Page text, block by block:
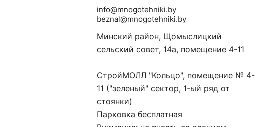
info@mnogotehniki.by
beznal@mnogotehniki.by
Минский район, Щомыслицкий
сельский совет, 14а, помещение 4-11
СтройМОЛЛ "Кольцо", помещение № 4-
11 ("зеленый" сектор, 1-ый ряд от
стоянки)
Парковка бесплатная